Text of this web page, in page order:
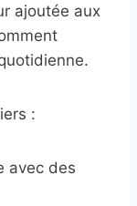
ajoutée aux
:
avec des